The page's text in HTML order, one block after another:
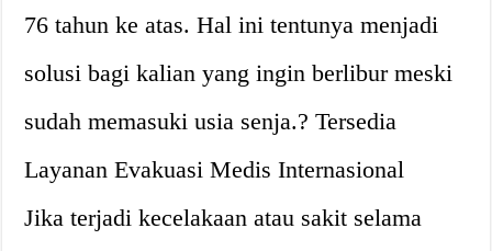
76 tahun ke atas. Hal ini tentunya menjadi
solusi bagi kalian yang ingin berlibur meski
sudah memasuki usia senja.? Tersedia
Layanan Evakuasi Medis Internasional
Jika terjadi kecelakaan atau sakit selama